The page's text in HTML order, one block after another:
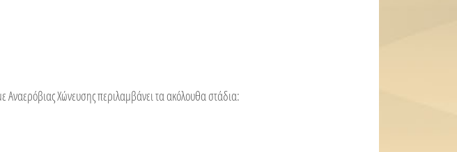
Αναερόβιας Χώνευσης περιλαμβάνει τα ακόλουθα στάδια: